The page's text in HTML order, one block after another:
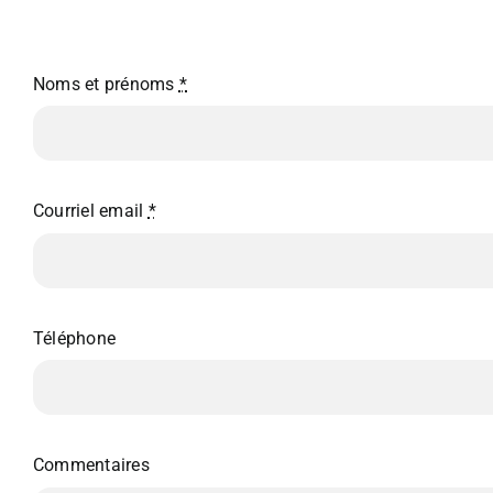
Noms et prénoms *
Courriel email *
Téléphone
Commentaires